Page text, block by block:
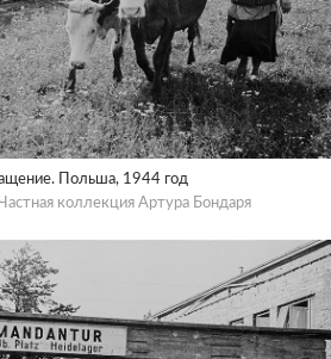
Польша, 1944 год
коллекция Артура Бондаря